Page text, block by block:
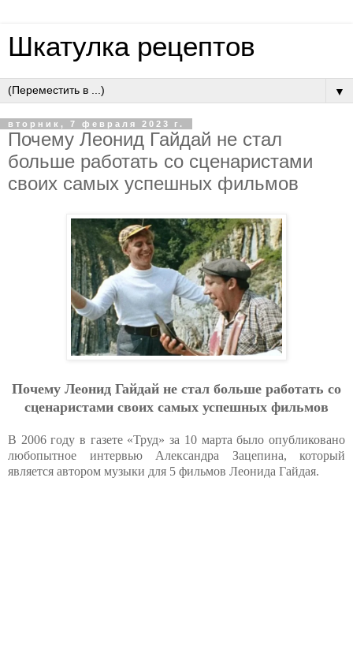
Шкатулка рецептов
▼
вторник, 7 февраля 2023 г.
Почему Леонид Гайдай не стал
больше работать со сценаристами
своих самых успешных фильмов
Почему Леонид Гайдай не стал больше работать со
сценаристами своих самых успешных фильмов
В 2006 году в газете «Труд» за 10 марта было опубликовано
любопытное интервью Александра Зацепина, который
является автором музыки для 5 фильмов Леонида Гайдая.